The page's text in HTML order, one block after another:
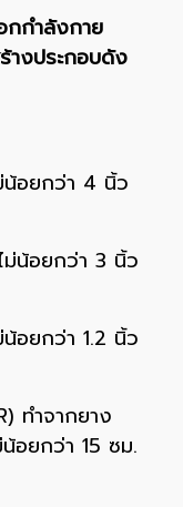
กกำลังกาย
างประกอบดัง
น้อยกว่า 4 นิ้ว
น้อยกว่า 3 นิ้ว
อยกว่า 1.2 นิ้ว
ทำจากยาง
อยกว่า 15 ซม.